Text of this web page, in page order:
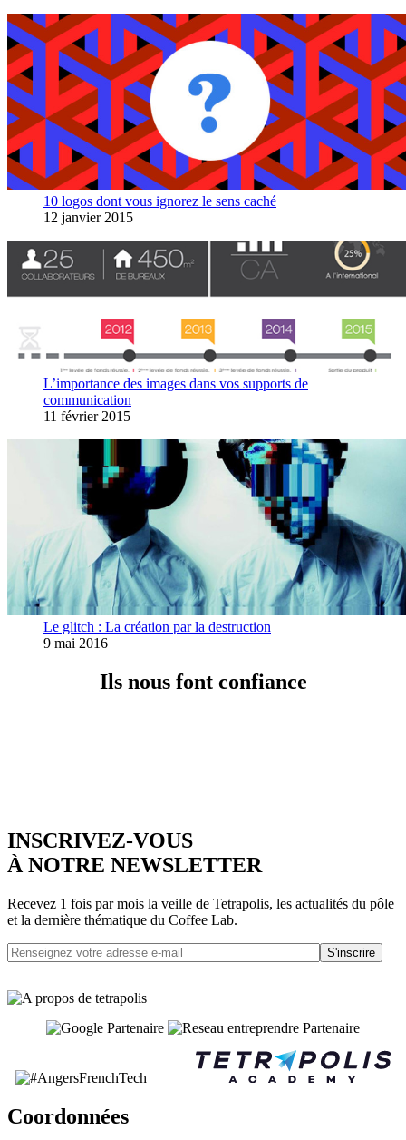
10 logos dont vous ignorez le sens caché
12 janvier 2015
L’importance des images dans vos supports de
communication
11 février 2015
Le glitch : La création par la destruction
9 mai 2016
Ils nous font confiance
INSCRIVEZ-VOUS
À NOTRE NEWSLETTER
Recevez 1 fois par mois la veille de Tetrapolis, les actualités du pôle
et la dernière thématique du Coffee Lab.
S'inscrire
Coordonnées